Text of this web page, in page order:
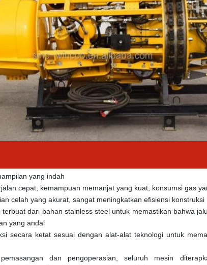
yang indah
cepat, kemampuan memanjat yang kuat, konsumsi gas
celah yang akurat, sangat meningkatkan efisiensi konstruksi
terbuat dari bahan stainless steel untuk memastikan bahwa
yang andal
secara ketat sesuai dengan alat-alat teknologi untuk
dan pengoperasian, seluruh mesin